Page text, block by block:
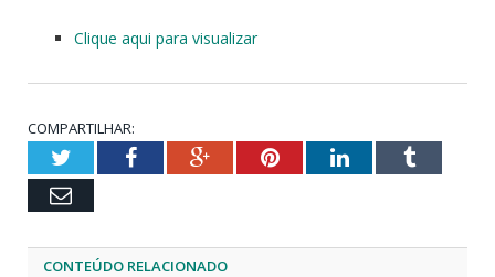
Clique aqui para visualizar
COMPARTILHAR:
TwitterFacebookGoogle+PinterestLinkedInTumblr
Email
CONTEÚDO RELACIONADO